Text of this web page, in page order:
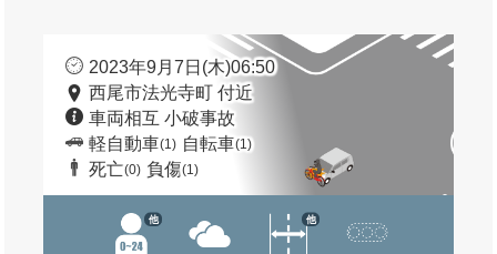
2023年9月7日(木)06:50
西尾市法光寺町 付近
車両相互 小破事故
軽自動車(1) 自転車(1)
死亡(0) 負傷(1)
他 他